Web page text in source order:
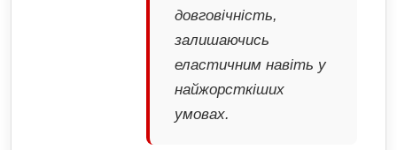
довговічність,
залишаючись
еластичним навіть у
найжорсткіших
умовах.